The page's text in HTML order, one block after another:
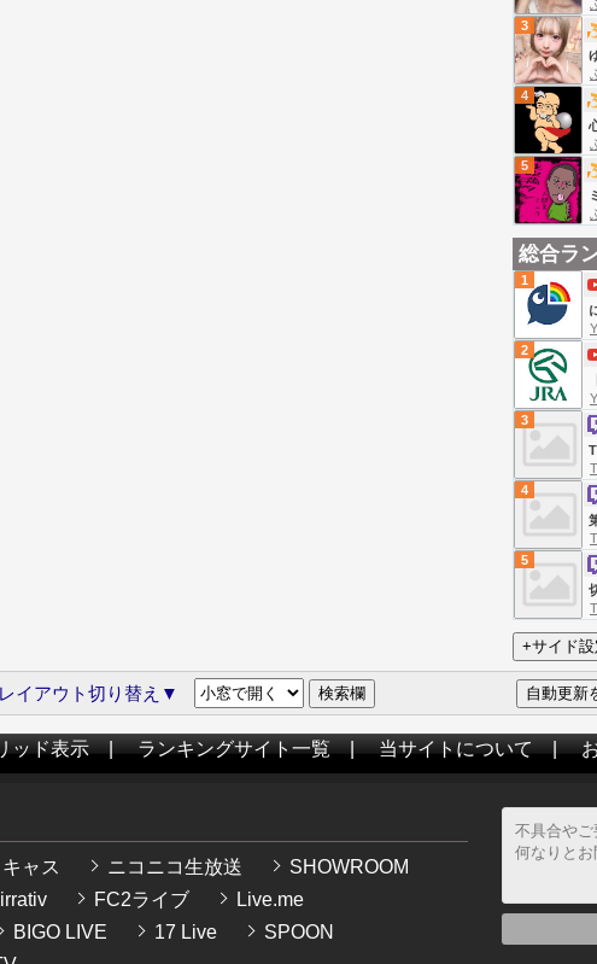
3
4
5
総合ラ
1
2
3
4
5
イアウト切り替え▼
ッド表示|ランキングサイト一覧|当サイトについて|
ャス ニコニコ生放送
SHOWROOM
FC2ライブ
Live.me
BIGO LIVE
17 Live
SPOON